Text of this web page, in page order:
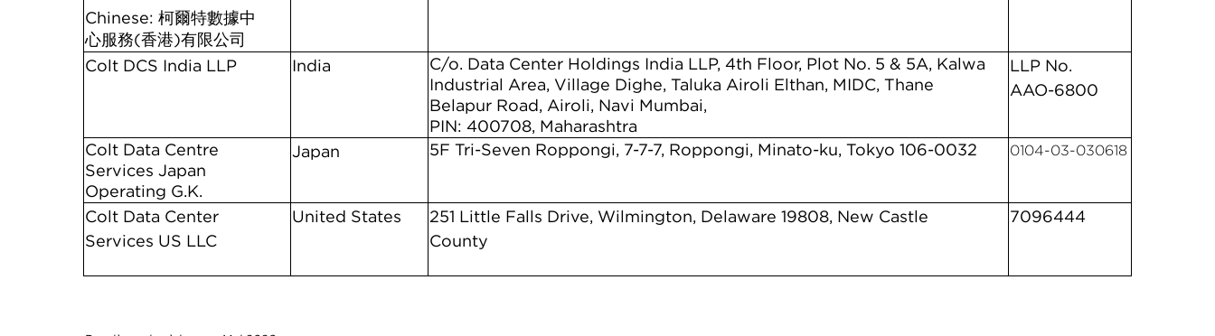
Chinese: 柯爾特數據中
心服務(香港)有限公司
Colt DCS India LLP India
C/o. Data Center Holdings India LLP, 4th Floor, Plot No. 5 & 5A, Kalwa
Industrial Area, Village Dighe, Taluka Airoli Elthan, MIDC, Thane
Belapur Road, Airoli, Navi Mumbai,
PIN: 400708, Maharashtra
LLP No.
AAO-6800
Colt Data Centre
Services Japan
Operating G.K.
Japan 5F Tri-Seven Roppongi, 7-7-7, Roppongi, Minato-ku, Tokyo 106-0032 0104-03-030618
Colt Data Center
Services US LLC
United States
251 Little Falls Drive, Wilmington, Delaware 19808, New Castle
County
7096444